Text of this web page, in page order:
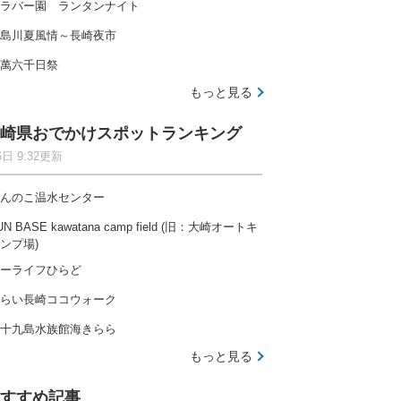
バー園 ランタンナイト
川夏風情～長崎夜市
六千日祭
もっと見る
県おでかけスポットランキング
9:32更新
のこ温水センター
BASE kawatana camp field (旧：大崎オートキ
プ場)
ライフひらど
い長崎ココウォーク
九島水族館海きらら
もっと見る
すめ記事